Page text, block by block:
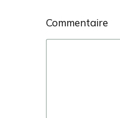
Commentaire